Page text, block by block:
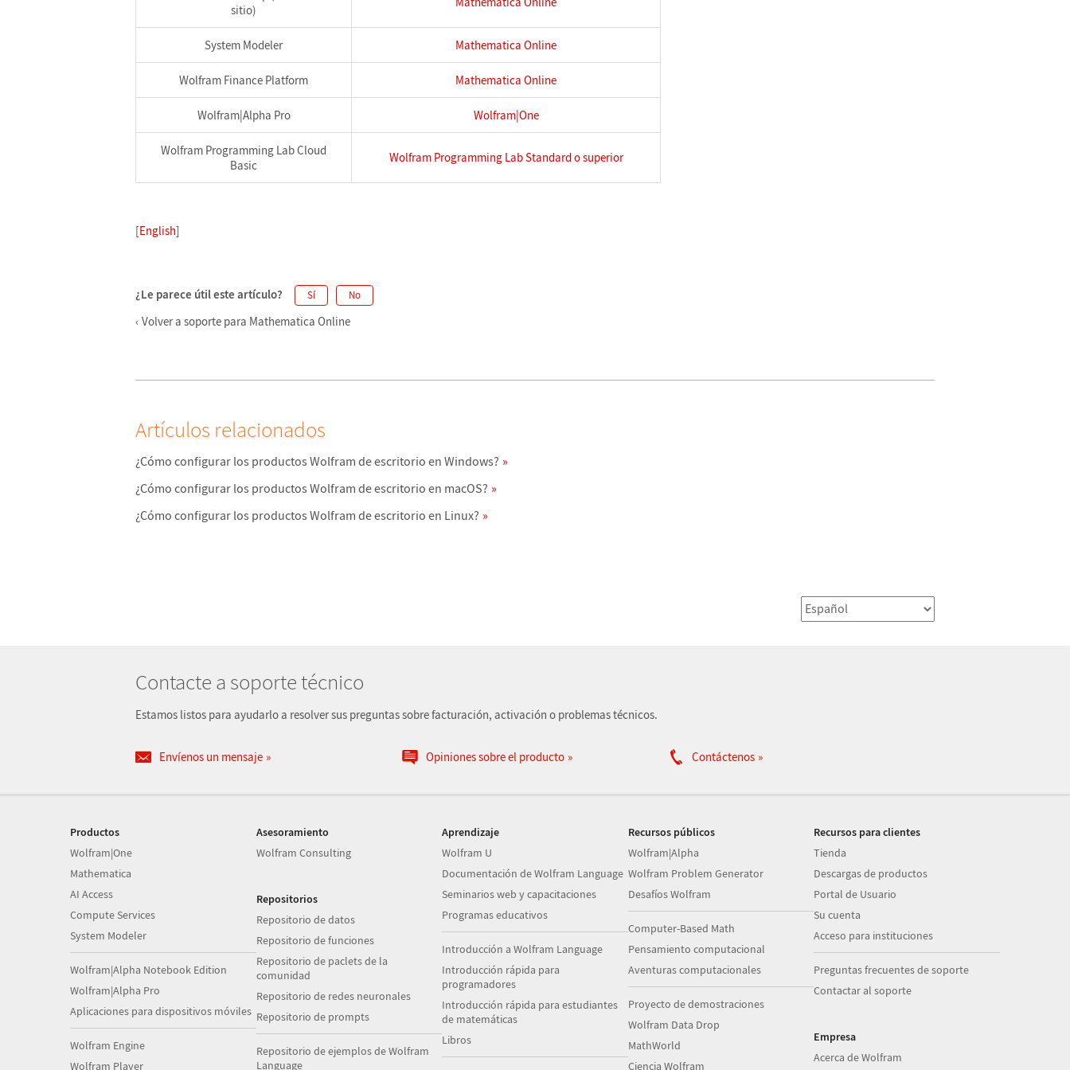
sitio)
System Modeler Mathematica Online
Wolfram Finance Platform Mathematica Online
Wolfram|Alpha Pro Wolfram|One
Wolfram Programming Lab Cloud
Basic
Wolfram Programming Lab Standard o superior
[English]
¿Le parece útil este artículo? Sí No
Volver a soporte para Mathematica Online
Artículos relacionados
¿Cómo configurar los productos Wolfram de escritorio en Windows?
¿Cómo configurar los productos Wolfram de escritorio en macOS?
¿Cómo configurar los productos Wolfram de escritorio en Linux?
Contacte a soporte técnico
Estamos listos para ayudarlo a resolver sus preguntas sobre facturación, activación o problemas técnicos.
Envíenos un mensaje Opiniones sobre el producto Contáctenos
Productos
Wolfram|One
Mathematica
AI Access
Compute Services
System Modeler
Wolfram|Alpha Notebook Edition
Wolfram|Alpha Pro
Aplicaciones para dispositivos móviles
Wolfram Engine
Wolfram Player
Asesoramiento
Wolfram Consulting
Repositorios
Repositorio de datos
Repositorio de funciones
Repositorio de paclets de la
comunidad
Repositorio de redes neuronales
Repositorio de prompts
Repositorio de ejemplos de Wolfram
Language
Aprendizaje
Wolfram U
Documentación de Wolfram Language
Seminarios web y capacitaciones
Programas educativos
Introducción a Wolfram Language
Introducción rápida para
programadores
Introducción rápida para estudiantes
de matemáticas
Libros
Recursos públicos
Wolfram|Alpha
Wolfram Problem Generator
Desafíos Wolfram
Computer-Based Math
Pensamiento computacional
Aventuras computacionales
Proyecto de demostraciones
Wolfram Data Drop
MathWorld
Ciencia Wolfram
Recursos para clientes
Tienda
Descargas de productos
Portal de Usuario
Su cuenta
Acceso para instituciones
Preguntas frecuentes de soporte
Contactar al soporte
Empresa
Acerca de Wolfram